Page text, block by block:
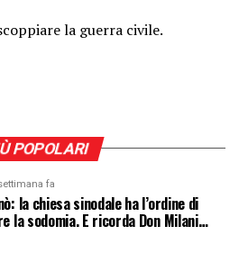
la guerra civile.
POPOLARI
fa
la chiesa sinodale ha l’ordine di
la sodomia. E ricorda Don Milani…